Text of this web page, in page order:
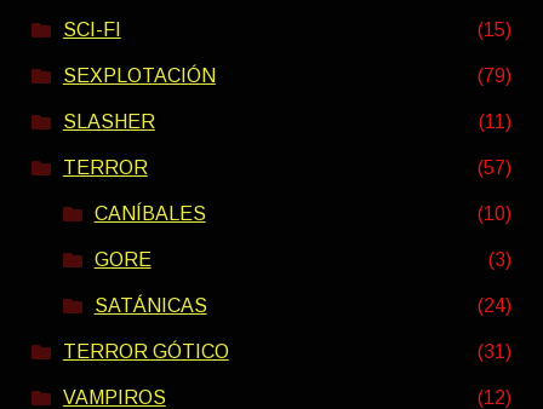
SCI-FI (15)
SEXPLOTACIÓN (79)
SLASHER (11)
TERROR (57)
CANÍBALES (10)
GORE (3)
SATÁNICAS (24)
TERROR GÓTICO (31)
VAMPIROS (12)